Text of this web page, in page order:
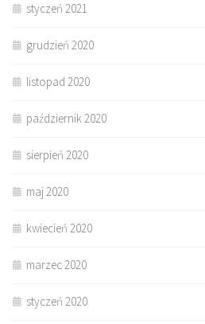
styczeń 2021
grudzień 2020
listopad 2020
październik 2020
sierpień 2020
maj 2020
kwiecień 2020
marzec 2020
styczeń 2020